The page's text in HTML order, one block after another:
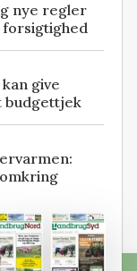
nye regler
forsigtighed
give
budgettjek